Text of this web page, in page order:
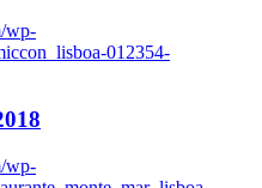
wp-
012354-
wp-